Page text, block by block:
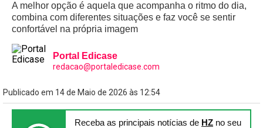
A melhor opção é aquela que acompanha o ritmo do dia,
combina com diferentes situações e faz você se sentir
confortável na própria imagem
Portal Edicase
redacao@portaledicase.com
Publicado em 14 de Maio de 2026 às 12:54
Receba as principais notícias de HZ no seu